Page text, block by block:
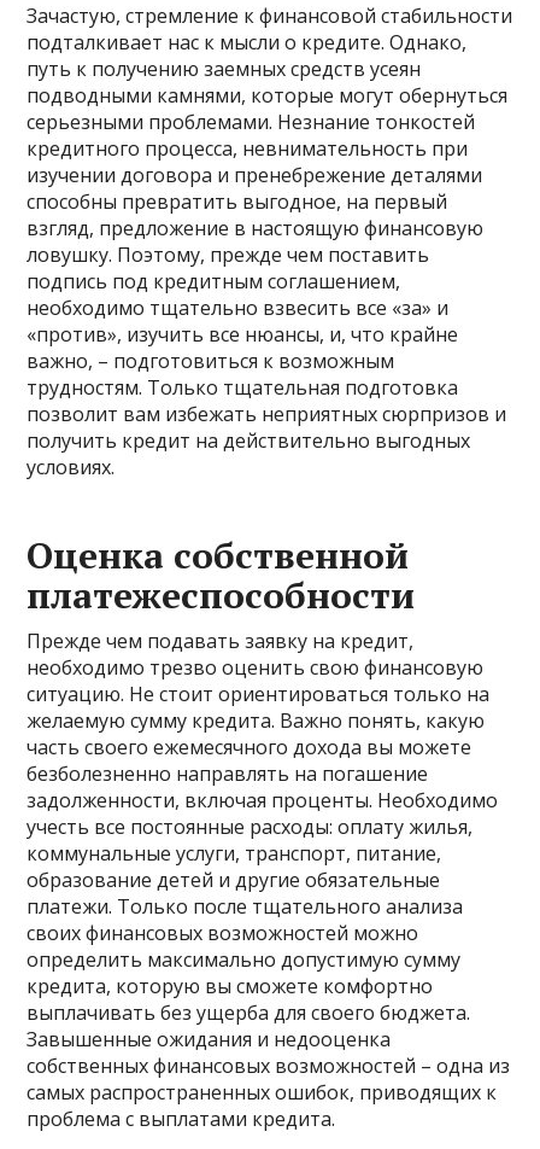
Зачастую, стремление к финансовой стабильности
подталкивает нас к мысли о кредите. Однако,
путь к получению заемных средств усеян
подводными камнями, которые могут обернуться
серьезными проблемами. Незнание тонкостей
кредитного процесса, невнимательность при
изучении договора и пренебрежение деталями
способны превратить выгодное, на первый
взгляд, предложение в настоящую финансовую
ловушку. Поэтому, прежде чем поставить
подпись под кредитным соглашением,
необходимо тщательно взвесить все «за» и
«против», изучить все нюансы, и, что крайне
важно, – подготовиться к возможным
трудностям. Только тщательная подготовка
позволит вам избежать неприятных сюрпризов и
получить кредит на действительно выгодных
условиях.
Оценка собственной
платежеспособности
Прежде чем подавать заявку на кредит,
необходимо трезво оценить свою финансовую
ситуацию. Не стоит ориентироваться только на
желаемую сумму кредита. Важно понять, какую
часть своего ежемесячного дохода вы можете
безболезненно направлять на погашение
задолженности, включая проценты. Необходимо
учесть все постоянные расходы: оплату жилья,
коммунальные услуги, транспорт, питание,
образование детей и другие обязательные
платежи. Только после тщательного анализа
своих финансовых возможностей можно
определить максимально допустимую сумму
кредита, которую вы сможете комфортно
выплачивать без ущерба для своего бюджета.
Завышенные ожидания и недооценка
собственных финансовых возможностей – одна из
самых распространенных ошибок, приводящих к
проблема с выплатами кредита.